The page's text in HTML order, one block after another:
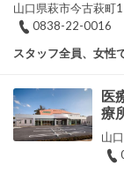
山口県萩市今古萩町
0838-22-0016
スタッフ全員、女性
医
療
山